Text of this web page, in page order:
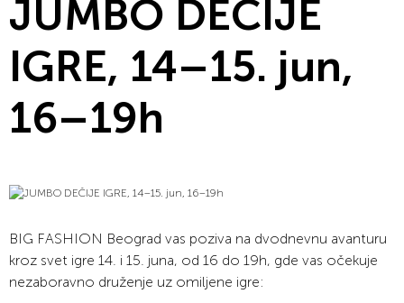
JUMBO DEČIJE
IGRE, 14–15. jun,
16–19h
BIG FASHION Beograd vas poziva na dvodnevnu avanturu
kroz svet igre 14. i 15. juna, od 16 do 19h, gde vas očekuje
nezaboravno druženje uz omiljene igre: